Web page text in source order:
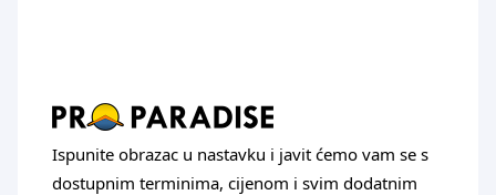
Ispunite obrazac u nastavku i javit ćemo vam se s
dostupnim terminima, cijenom i svim dodatnim